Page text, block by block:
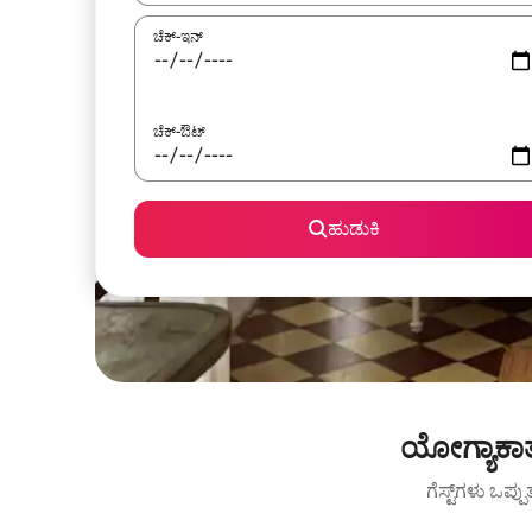
ಚೆಕ್-ಇನ್
ಚೆಕ್-ಔಟ್
ಹುಡುಕಿ
ಗೆಸ್ಟ್‌ಗಳು